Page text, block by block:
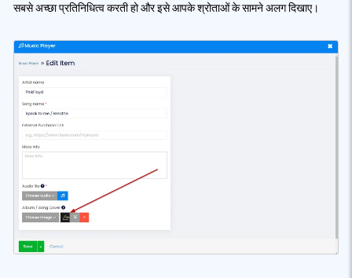
सबसे अच्छा प्रतिनिधित्व करती हो और इसे आपके श्रोताओं के सामने अलग दिखाए।